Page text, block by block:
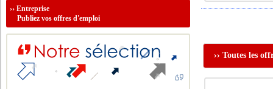
›› Toutes les
››Entreprise
Publiez vos offres d'emploi